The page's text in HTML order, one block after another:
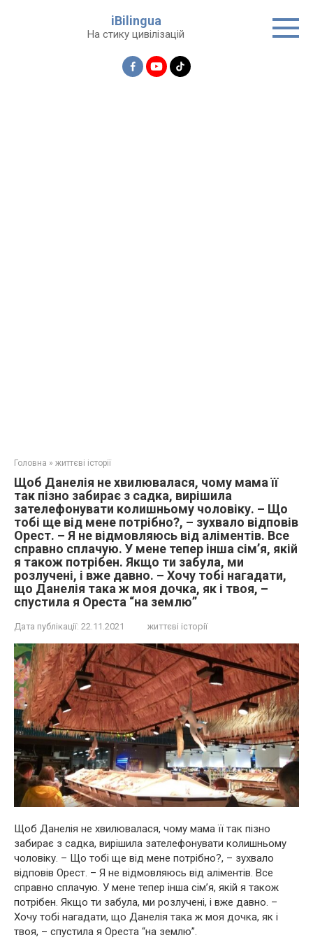
iBilingua
На стику цивілізацій
Головна » життєві історії
Щоб Данелія не хвилювалася, чому мама її
так пізно забирає з садка, вирішила
зателефонувати колишньому чоловіку. – Що
тобі ще від мене потрібно?, – зухвало відповів
Орест. – Я не відмовляюсь від аліментів. Все
справно сплачую. У мене тепер інша сім’я, якій
я також потрібен. Якщо ти забула, ми
розлучені, і вже давно. – Хочу тобі нагадати,
що Данелія така ж моя дочка, як і твоя, –
спустила я Ореста “на землю”
Дата публікації: 22.11.2021 життєві історії
Щоб Данелія не хвилювалася, чому мама її так пізно
забирає з садка, вирішила зателефонувати колишньому
чоловіку. – Що тобі ще від мене потрібно?, – зухвало
відповів Орест. – Я не відмовляюсь від аліментів. Все
справно сплачую. У мене тепер інша сім’я, якій я також
потрібен. Якщо ти забула, ми розлучені, і вже давно. –
Хочу тобі нагадати, що Данелія така ж моя дочка, як і
твоя, – спустила я Ореста “на землю”.